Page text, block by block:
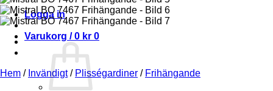
Logga in
Varukorg /0 kr 0
Hem / Invändigt / Plisségardiner / Frihängande